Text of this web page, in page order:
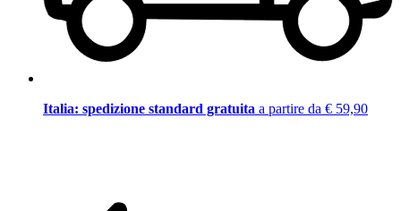
Italia: spedizione standard gratuita a partire da € 59,90